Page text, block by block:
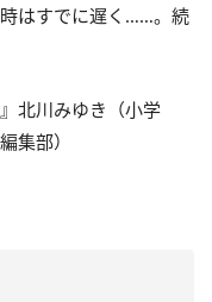
はすでに遅く……。続
北川みゆき（小学
集部）